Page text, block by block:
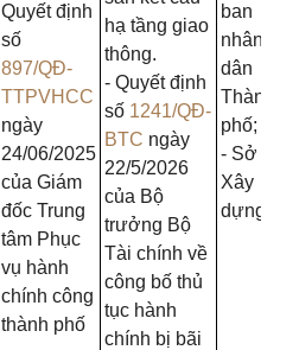
Quyết định
số
897/QĐ-
TTPVHCC
ngày
24/06/2025
của Giám
đốc Trung
tâm Phục
vụ hành
chính công
thành phố
hạ tầng giao
thông.
- Quyết định
số 1241/QĐ-
BTC ngày
22/5/2026
của Bộ
trưởng Bộ
Tài chính về
công bố thủ
tục hành
chính bị bãi
ban
nhân
dân
Thành
phố;
- Sở
Xây
dựng.